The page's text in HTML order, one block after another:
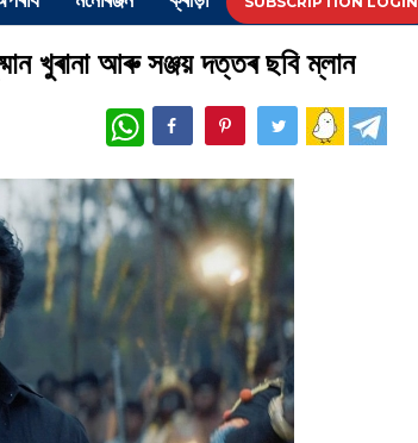
খুৰানা আৰু সঞ্জয় দত্তৰ ছবি ম্লান
WhatsApp